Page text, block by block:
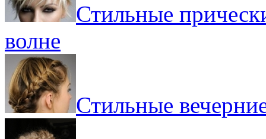
Стильные
волне
Стильные